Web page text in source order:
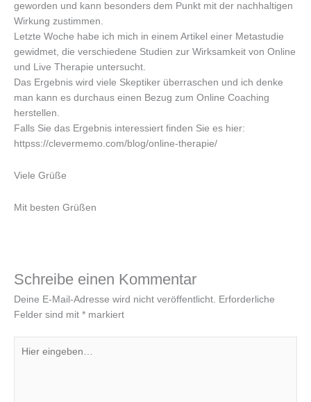
geworden und kann besonders dem Punkt mit der nachhaltigen
Wirkung zustimmen.
Letzte Woche habe ich mich in einem Artikel einer Metastudie
gewidmet, die verschiedene Studien zur Wirksamkeit von Online
und Live Therapie untersucht.
Das Ergebnis wird viele Skeptiker überraschen und ich denke
man kann es durchaus einen Bezug zum Online Coaching
herstellen.
Falls Sie das Ergebnis interessiert finden Sie es hier:
httpss://clevermemo.com/blog/online-therapie/
Viele Grüße
Mit besten Grüßen
Schreibe einen Kommentar
Deine E-Mail-Adresse wird nicht veröffentlicht. Erforderliche
Felder sind mit * markiert
eingeben…